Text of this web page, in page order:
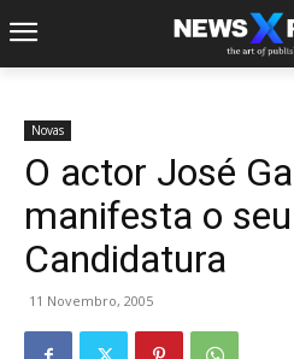
Novas
O actor José
manifesta o
Candidatura
11 Novembro, 2005